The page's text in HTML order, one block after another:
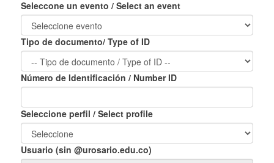
Seleccone un evento / Select an event
Tipo de documento/ Type of ID
Número de Identificación / Number ID
Seleccione perfil / Select profile
Usuario (sin @urosario.edu.co)